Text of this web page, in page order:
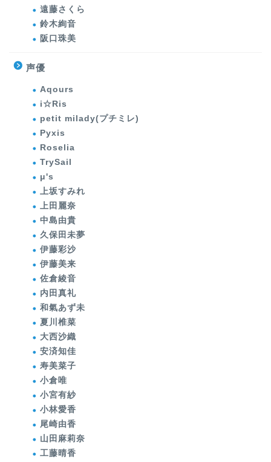
遠藤さくら
鈴木絢音
阪口珠美
声優
Aqours
i☆Ris
petit milady(プチミレ)
Pyxis
Roselia
TrySail
μ's
上坂すみれ
上田麗奈
中島由貴
久保田未夢
伊藤彩沙
伊藤美来
佐倉綾音
内田真礼
和氣あず未
夏川椎菜
大西沙織
安済知佳
寿美菜子
小倉唯
小宮有紗
小林愛香
尾崎由香
山田麻莉奈
工藤晴香